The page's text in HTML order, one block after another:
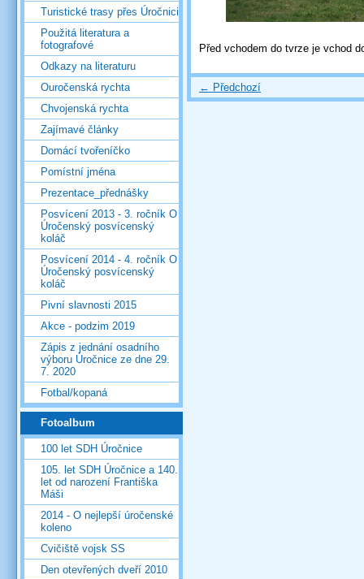
Před vchodem do tvrze je vchod
← Předchozí
Turistické trasy přes Úročnici
Použitá literatura a
fotografové
Odkazy na literaturu
Ouročenská rychta
Chvojenská rychta
Zajímavé články
Domácí tvořeníčko
Pomístní jména
Prezentace_přednášky
Posvícení 2013 - 3. ročník O
Úročenský posvícenský
koláč
Posvícení 2014 - 4. ročník O
Úročenský posvícenský
koláč
Pivní slavnosti 2015
Akce - podzim 2019
Zápis z jednání osadního
výboru Úročnice ze dne 29.
7. 2020
Fotbal/kopaná
Fotoalbum
100 let SDH Úročnice
105. let SDH Úročnice a 140.
let od narození Františka
Máši
2014 - O nejlepší úročenské
koleno
Cvičiště vojsk SS
Den otevřených dveří 2010